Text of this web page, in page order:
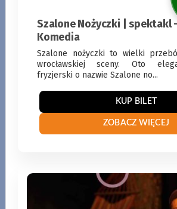
Szalone Nożyczki | spektakl
Komedia
Szalone nożyczki to wielki
wrocławskiej sceny. Oto
fryzjerski o nazwie Szalone no...